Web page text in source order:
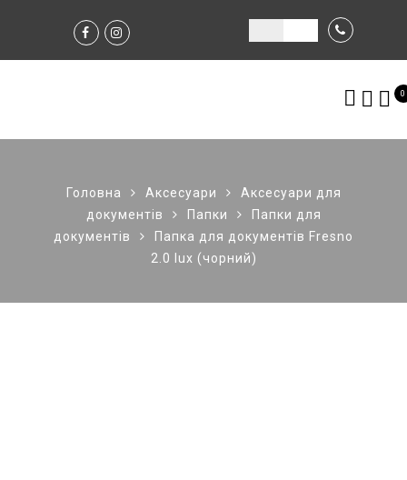
0
Головна Аксесуари
Аксесуари для
документів
Папки
Папки для
документів
Папка для документів Fresno
2.0 lux (чорний)